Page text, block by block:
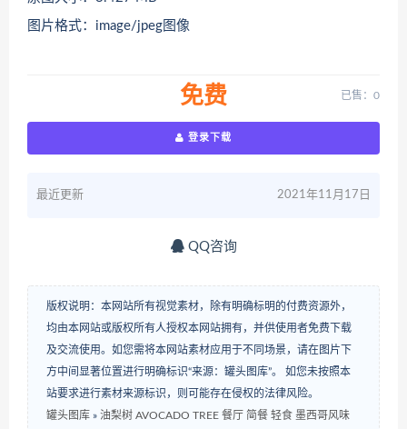
图片格式：image/jpeg图像
免费 已售：0
登录下载
最近更新 2021年11月17日
QQ咨询
版权说明：本网站所有视觉素材，除有明确标明的付费资源外，
均由本网站或版权所有人授权本网站拥有，并供使用者免费下载
及交流使用。如您需将本网站素材应用于不同场景，请在图片下
方中间显著位置进行明确标识“来源：罐头图库”。 如您未按照本
站要求进行素材来源标识，则可能存在侵权的法律风险。
罐头图库 » 油梨树 AVOCADO TREE 餐厅 简餐 轻食 墨西哥风味